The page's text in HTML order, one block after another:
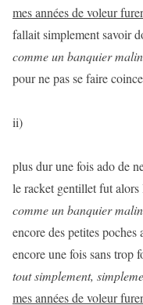
mes années de voleur
fallait simplement savoir
comme un banquier
pour ne pas se faire
ii)
plus dur une fois ado de
le racket gentillet fut alors
comme un banquier
encore des petites poches
encore une fois sans trop
tout simplement,
mes années de voleur